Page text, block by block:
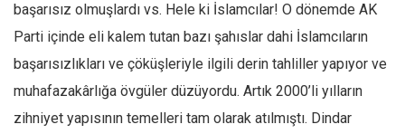
başarısız olmuşlardı vs. Hele ki İslamcılar! O dönemde AK
Parti içinde eli kalem tutan bazı şahıslar dahi İslamcıların
başarısızlıkları ve çöküşleriyle ilgili derin tahliller yapıyor ve
muhafazakârlığa övgüler düzüyordu. Artık 2000’li yılların
zihniyet yapısının temelleri tam olarak atılmıştı. Dindar